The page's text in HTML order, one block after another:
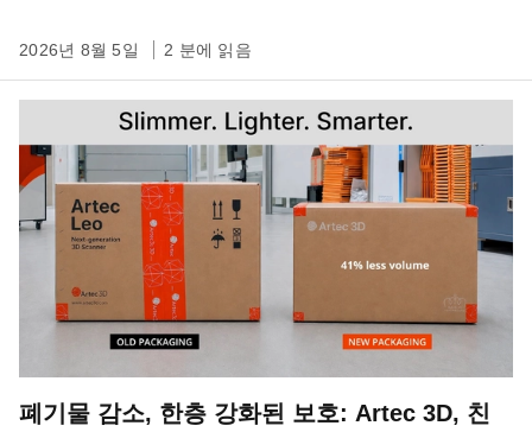
2026년 8월 5일 2 분에 읽음
폐기물 감소, 한층 강화된 보호: Artec 3D, 친